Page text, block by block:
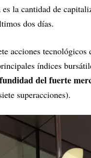
la cantidad de
dos días.
acciones tecnológicos
índices
del fuerte
superacciones).